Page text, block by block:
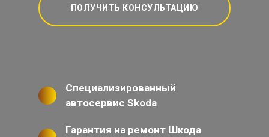
ПОЛУЧИТЬ КОНСУЛЬТАЦИЮ
Специализированный
автосервис Skoda
Гарантия на ремонт Шкода